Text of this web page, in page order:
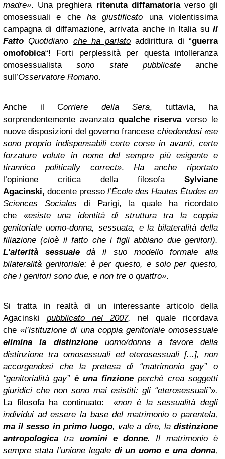
madre». Una preghiera ritenuta diffamatoriaverso gli
omosessuali e che ha giustificato una violentissima
campagna di diffamazione, arrivata anche in Italia su Il
Fatto Quotidiano che ha parlato addirittura di “guerra
omofobica“! Forti perplessità per questa intolleranza
omosessualistasono state pubblicateanche
sull’Osservatore Romano.
Anche il Corriere della Sera, tuttavia, ha
sorprendentemente avanzato qualche riservaverso le
nuove disposizioni del governo francese chiedendosi «se
sono proprio indispensabili certe corse in avanti, certe
forzature volute in nome del sempre più esigente e
tirannico politically correct».Ha anche riportato
l’opinione critica della filosofaSylviane
Agacinski, docente presso l’École des Hautes Études en
Sciences Sociales di Parigi, la quale ha ricordato
che «esiste una identità di struttura tra la coppia
genitoriale uomo-donna, sessuata, e la bilateralità della
filiazione (cioè il fatto che i figli abbiano due genitori).
L’alterità sessualedà il suo modello formale alla
bilateralità genitoriale: è per questo, e solo per questo,
che i genitori sono due, e non tre o quattro».
Si tratta in realtà di un interessante articolo della
Agacinski pubblicato nel 2007, nel quale ricordava
che«l’istituzione di una coppia genitoriale omosessuale
elimina la distinzioneuomo/donna a favore della
distinzione tra omosessuali ed eterosessuali [...], non
accorgendosi che la pretesa di “matrimonio gay” o
“genitorialità gay” è una finzione perché crea soggetti
giuridici che non sono mai esistiti: gli “eterosessuali”».
La filosofa ha continuato:«non è la sessualità degli
individui ad essere la base del matrimonio o parentela,
ma il sesso in primo luogo, vale a dire, la distinzione
antropologica tra uomini e donne. Il matrimonio è
sempre stata l’unione legale di un uomo e una donna,